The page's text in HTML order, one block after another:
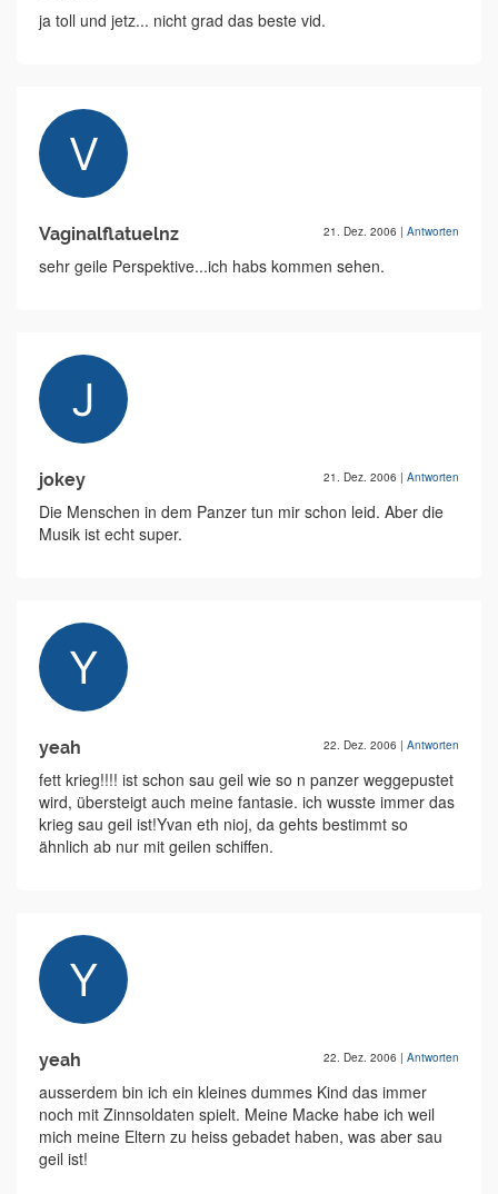
ja toll und jetz... nicht grad das beste vid.
Vaginalflatuelnz 21. Dez. 2006 | Antworten
sehr geile Perspektive...ich habs kommen sehen.
jokey 21. Dez. 2006 | Antworten
Die Menschen in dem Panzer tun mir schon leid. Aber die
Musik ist echt super.
yeah 22. Dez. 2006 | Antworten
fett krieg!!!! ist schon sau geil wie so n panzer weggepustet
wird, übersteigt auch meine fantasie. ich wusste immer das
krieg sau geil ist!Yvan eth nioj, da gehts bestimmt so
ähnlich ab nur mit geilen schiffen.
yeah 22. Dez. 2006 | Antworten
ausserdem bin ich ein kleines dummes Kind das immer
noch mit Zinnsoldaten spielt. Meine Macke habe ich weil
mich meine Eltern zu heiss gebadet haben, was aber sau
geil ist!